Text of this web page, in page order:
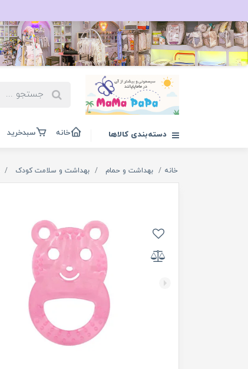
دسته‌بندی کالاها خانه سبدخرید
خانه بهداشت و حمام بهداشت و سلامت کودک